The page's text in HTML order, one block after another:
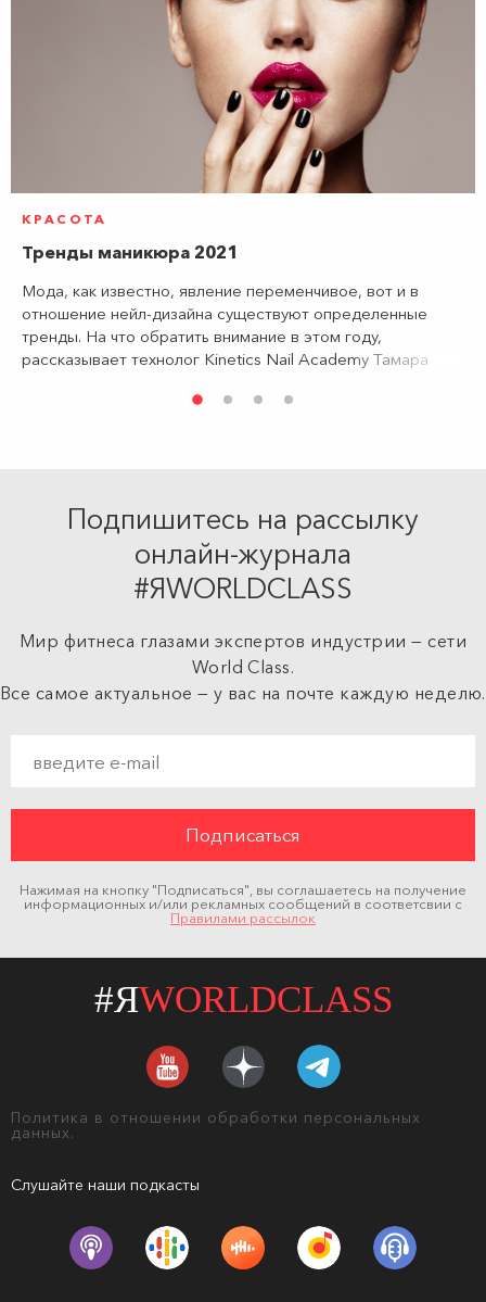
КРАСОТА
Тренды маникюра 2021
Мода, как известно, явление переменчивое, вот и в
отношение нейл-дизайна существуют определенные
тренды. На что обратить внимание в этом году,
рассказывает технолог Kinetics Nail Academy Тамара
Подпишитесь на рассылку
онлайн-журнала
#ЯWORLDCLASS
Мир фитнеса глазами экспертов индустрии — сети
World Class.
Все самое актуальное — у вас на почте каждую неделю.
Нажимая на кнопку "Подписаться", вы соглашаетесь на получение
информационных и/или рекламных сообщений в соответсвии с
Правилами рассылок
#ЯWORLDCLASS
Политика в отношении обработки персональных
данных.
Слушайте наши подкасты